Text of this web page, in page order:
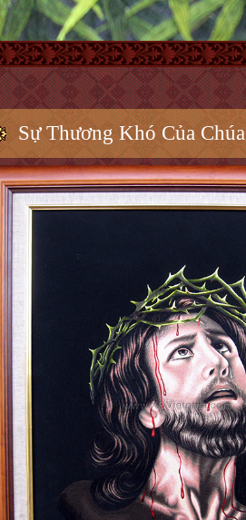
Sự Thương Khó Của Chúa